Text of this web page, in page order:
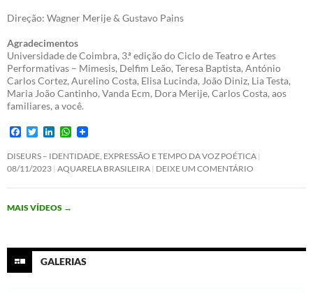
Direção: Wagner Merije & Gustavo Pains
Agradecimentos
Universidade de Coimbra, 3.ª edição do Ciclo de Teatro e Artes
Performativas – Mimesis, Delfim Leão, Teresa Baptista, António
Carlos Cortez, Aurelino Costa, Elisa Lucinda, João Diniz, Lia Testa,
Maria João Cantinho, Vanda Ecm, Dora Merije, Carlos Costa, aos
familiares, a você.
F
c
e
b
o
k
T
i
t
t
e
n
k
e
d
n
W
a
t
s
A
DISEURS – IDENTIDADE, EXPRESSÃO E TEMPO DA VOZ POÉTICA
08/11/2023 AQUARELA BRASILEIRA DEIXE UM COMENTÁRIO
MAIS VÍDEOS →
GALERIAS